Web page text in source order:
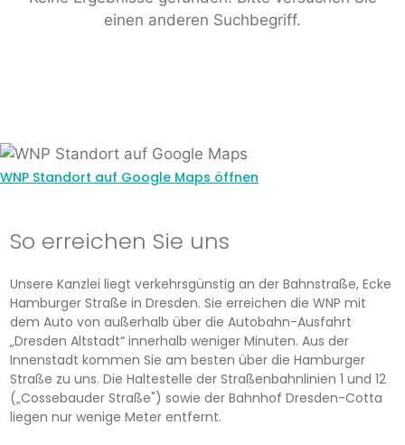
einen anderen Suchbegriff.
WNP Standort auf Google Maps öffnen
So erreichen Sie uns
Unsere Kanzlei liegt verkehrsgünstig an der Bahnstraße, Ecke
Hamburger Straße in Dresden. Sie erreichen die WNP mit
dem Auto von außerhalb über die Autobahn-Ausfahrt
„Dresden Altstadt“ innerhalb weniger Minuten. Aus der
Innenstadt kommen Sie am besten über die Hamburger
Straße zu uns. Die Haltestelle der Straßenbahnlinien 1 und 12
(„Cossebauder Straße") sowie der Bahnhof Dresden-Cotta
liegen nur wenige Meter entfernt.